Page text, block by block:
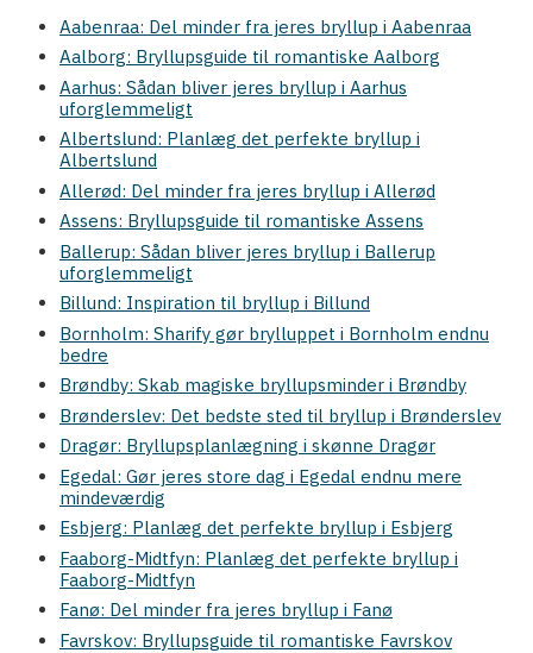
Aabenraa: Del minder fra jeres bryllup i Aabenraa
Aalborg: Bryllupsguide til romantiske Aalborg
Aarhus: Sådan bliver jeres bryllup i Aarhus
uforglemmeligt
Albertslund: Planlæg det perfekte bryllup i
Albertslund
Allerød: Del minder fra jeres bryllup i Allerød
Assens: Bryllupsguide til romantiske Assens
Ballerup: Sådan bliver jeres bryllup i Ballerup
uforglemmeligt
Billund: Inspiration til bryllup i Billund
Bornholm: Sharify gør brylluppet i Bornholm endnu
bedre
Brøndby: Skab magiske bryllupsminder i Brøndby
Brønderslev: Det bedste sted til bryllup i Brønderslev
Dragør: Bryllupsplanlægning i skønne Dragør
Egedal: Gør jeres store dag i Egedal endnu mere
mindeværdig
Esbjerg: Planlæg det perfekte bryllup i Esbjerg
Faaborg-Midtfyn: Planlæg det perfekte bryllup i
Faaborg-Midtfyn
Fanø: Del minder fra jeres bryllup i Fanø
Favrskov: Bryllupsguide til romantiske Favrskov